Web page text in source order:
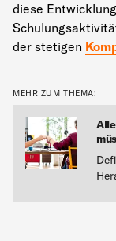
diese
der stetigen
MEHR ZUM THEMA: